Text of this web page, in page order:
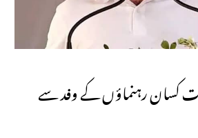
کسان رہنماؤں کے وفد سے